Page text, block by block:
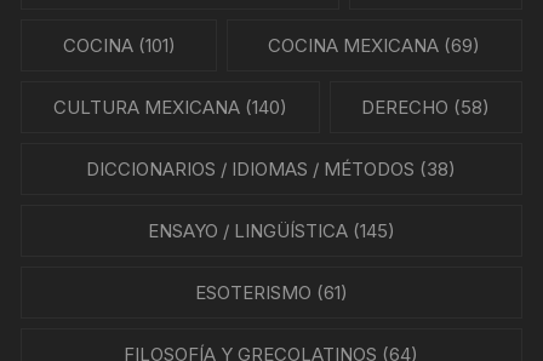
COCINA(101) COCINA MEXICANA (69)
CULTURA MEXICANA(140) DERECHO (58)
DICCIONARIOS / IDIOMAS / MÉTODOS (38)
ENSAYO / LINGÜÍSTICA(145)
ESOTERISMO (61)
FILOSOFÍA Y GRECOLATINOS (64)